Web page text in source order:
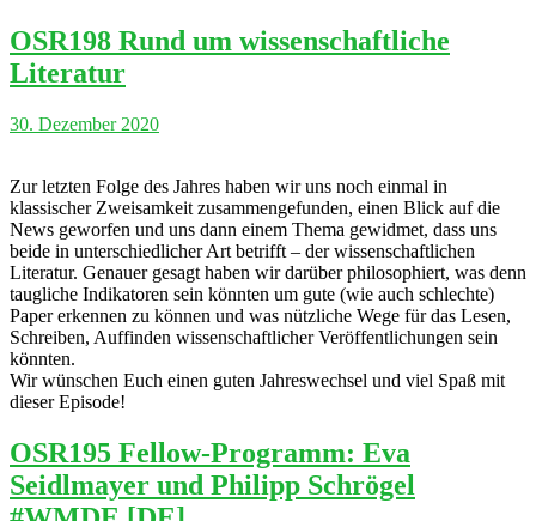
OSR198 Rund um wissenschaftliche
Literatur
30. Dezember 2020
Zur letzten Folge des Jahres haben wir uns noch einmal in
klassischer Zweisamkeit zusammengefunden, einen Blick auf die
News geworfen und uns dann einem Thema gewidmet, dass uns
beide in unterschiedlicher Art betrifft – der wissenschaftlichen
Literatur. Genauer gesagt haben wir darüber philosophiert, was denn
taugliche Indikatoren sein könnten um gute (wie auch schlechte)
Paper erkennen zu können und was nützliche Wege für das Lesen,
Schreiben, Auffinden wissenschaftlicher Veröffentlichungen sein
könnten.
Wir wünschen Euch einen guten Jahreswechsel und viel Spaß mit
dieser Episode!
OSR195 Fellow-Programm: Eva
Seidlmayer und Philipp Schrögel